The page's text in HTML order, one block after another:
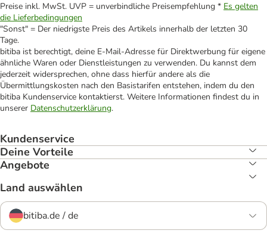
Preise inkl. MwSt. UVP = unverbindliche Preisempfehlung * Es gelten
die Lieferbedingungen
"Sonst" = Der niedrigste Preis des Artikels innerhalb der letzten 30
Tage.
bitiba ist berechtigt, deine E-Mail-Adresse für Direktwerbung für eigene
ähnliche Waren oder Dienstleistungen zu verwenden. Du kannst dem
jederzeit widersprechen, ohne dass hierfür andere als die
Übermittlungskosten nach den Basistarifen entstehen, indem du den
bitiba Kundenservice kontaktierst. Weitere Informationen findest du in
unserer Datenschutzerklärung.
Kundenservice
Deine Vorteile
Angebote
Land auswählen
bitiba.de / de